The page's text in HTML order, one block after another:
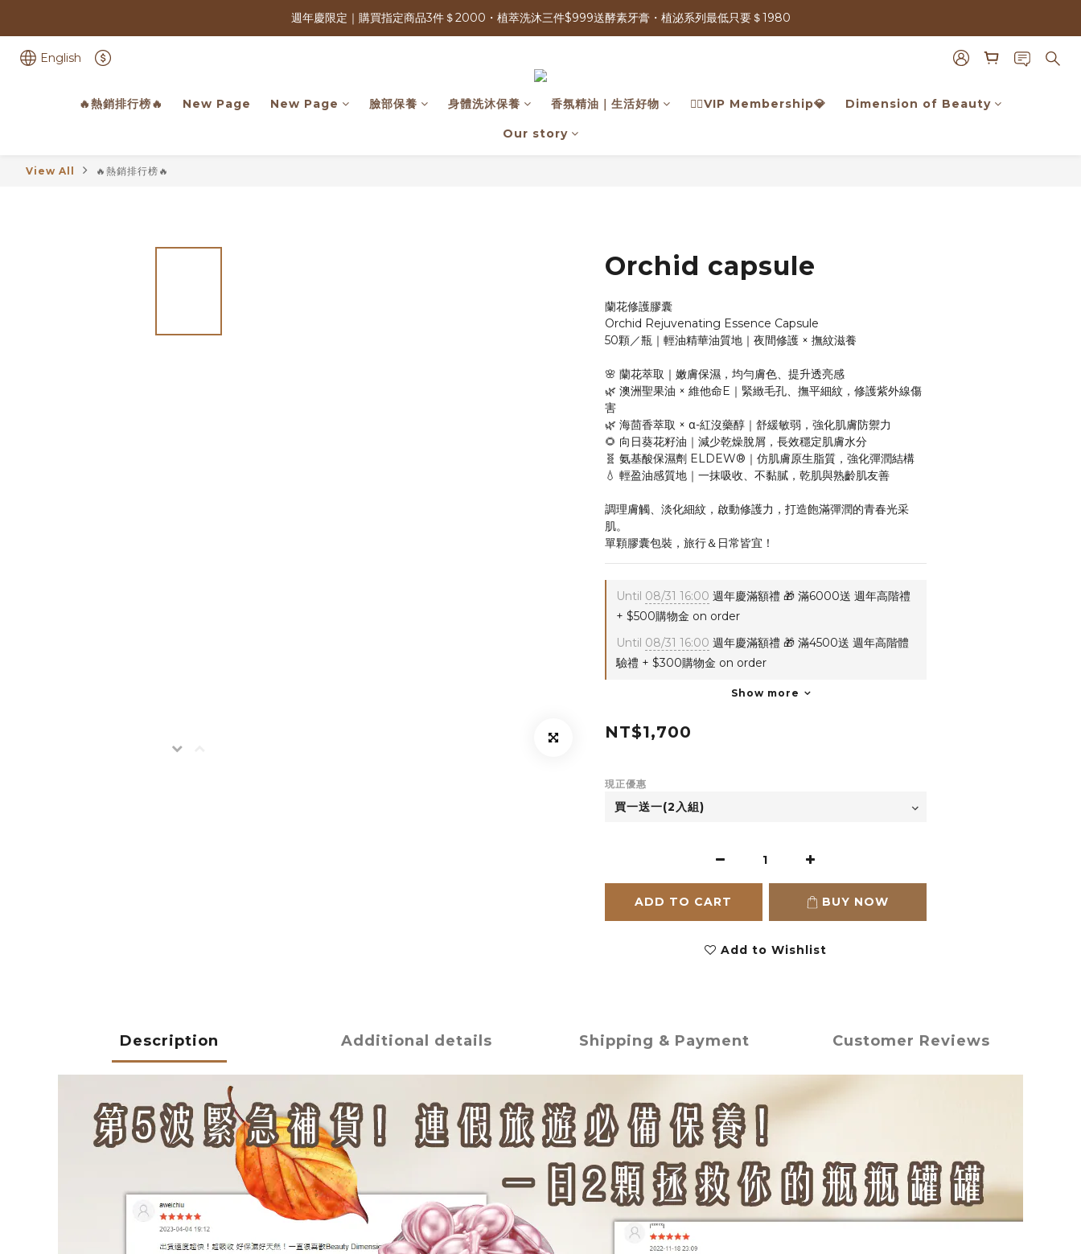
週年慶限定｜購買指定商品3件＄2000・植萃洗沐三件$999送酵素牙膏・植泌系列最低只要＄1980
單筆消費滿＄2500 | 可參加週年慶限定100%抽獎 人人有獎！
English
🔥熱銷排行榜🔥 New Page New Page 臉部保養 身體洗沐保養 香氛精油｜生活好物 🙍‍♂️VIP Membership💎 Dimension of Beauty
Our story
View All 🔥熱銷排行榜🔥
Orchid capsule
蘭花修護膠囊
Orchid Rejuvenating Essence Capsule
50顆／瓶｜輕油精華油質地｜夜間修護 × 撫紋滋養
🌸 蘭花萃取｜嫩膚保濕，均勻膚色、提升透亮感
🌿 澳洲聖果油 × 維他命E｜緊緻毛孔、撫平細紋，修護紫外線傷
害
🌿 海茴香萃取 × α-紅沒藥醇｜舒緩敏弱，強化肌膚防禦力
🌻 向日葵花籽油｜減少乾燥脫屑，長效穩定肌膚水分
🧬 氨基酸保濕劑 ELDEW®｜仿肌膚原生脂質，強化彈潤結構
💧 輕盈油感質地｜一抹吸收、不黏膩，乾肌與熟齡肌友善
調理膚觸、淡化細紋，啟動修護力，打造飽滿彈潤的青春光采
肌。
單顆膠囊包裝，旅行＆日常皆宜！
Until 08/31 16:00 週年慶滿額禮 🎁 滿6000送 週年高階禮
+ $500購物金 on order
Until 08/31 16:00 週年慶滿額禮 🎁 滿4500送 週年高階體
驗禮 + $300購物金 on order
Show more
NT$1,700
現正優惠
ADD TO CART BUY NOW
Add to Wishlist
Description Additional details Shipping & Payment Customer Reviews